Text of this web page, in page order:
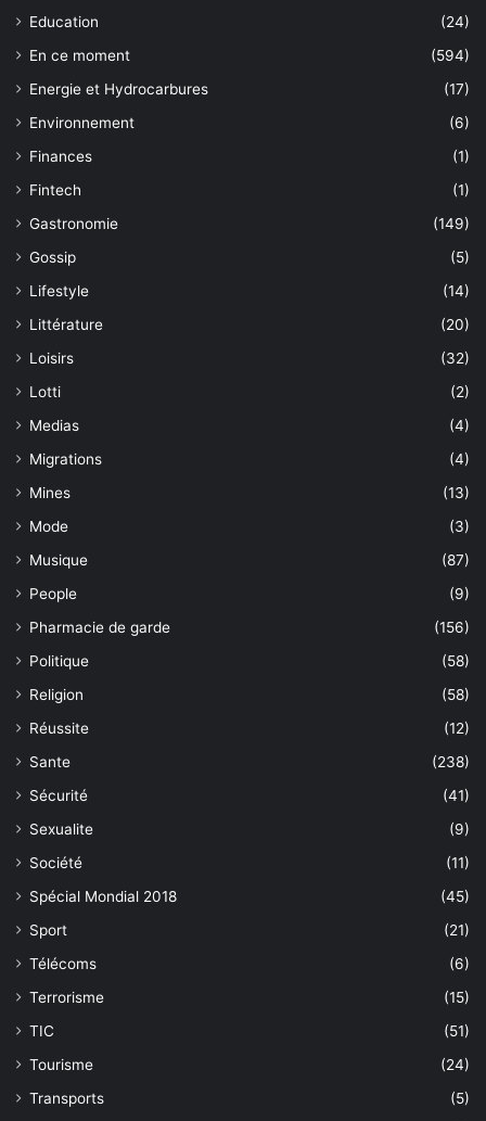
Education
(24)
En ce moment
(594)
Energie et Hydrocarbures
(17)
Environnement
(6)
Finances
(1)
Fintech
(1)
Gastronomie
(149)
Gossip
(5)
Lifestyle
(14)
Littérature
(20)
Loisirs
(32)
Lotti
(2)
Medias
(4)
Migrations
(4)
Mines
(13)
Mode
(3)
Musique
(87)
People
(9)
Pharmacie de garde
(156)
Politique
(58)
Religion
(58)
Réussite
(12)
Sante
(238)
Sécurité
(41)
Sexualite
(9)
Société
(11)
Spécial Mondial 2018
(45)
Sport
(21)
Télécoms
(6)
Terrorisme
(15)
TIC
(51)
Tourisme
(24)
Transports
(5)